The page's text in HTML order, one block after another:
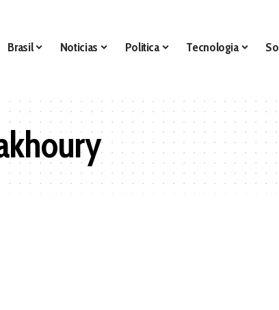
Brasil Noticias Politica Tecnologia